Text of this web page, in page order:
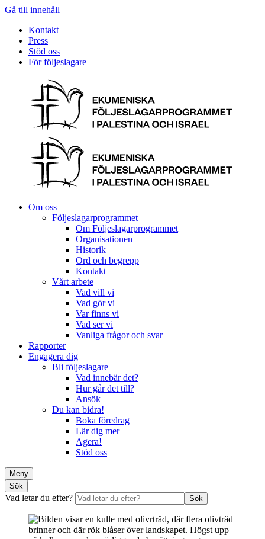
Gå till innehåll
Kontakt
Press
Stöd oss
För följeslagare
Om oss
Följeslagarprogrammet
Om Följeslagarprogrammet
Organisationen
Historik
Ord och begrepp
Kontakt
Vårt arbete
Vad vill vi
Vad gör vi
Var finns vi
Vad ser vi
Vanliga frågor och svar
Rapporter
Engagera dig
Bli följeslagare
Vad innebär det?
Hur går det till?
Ansök
Du kan bidra!
Boka föredrag
Lär dig mer
Agera!
Stöd oss
Meny
Sök
Vad letar du efter? Sök